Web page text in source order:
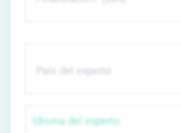
Idioma del experto